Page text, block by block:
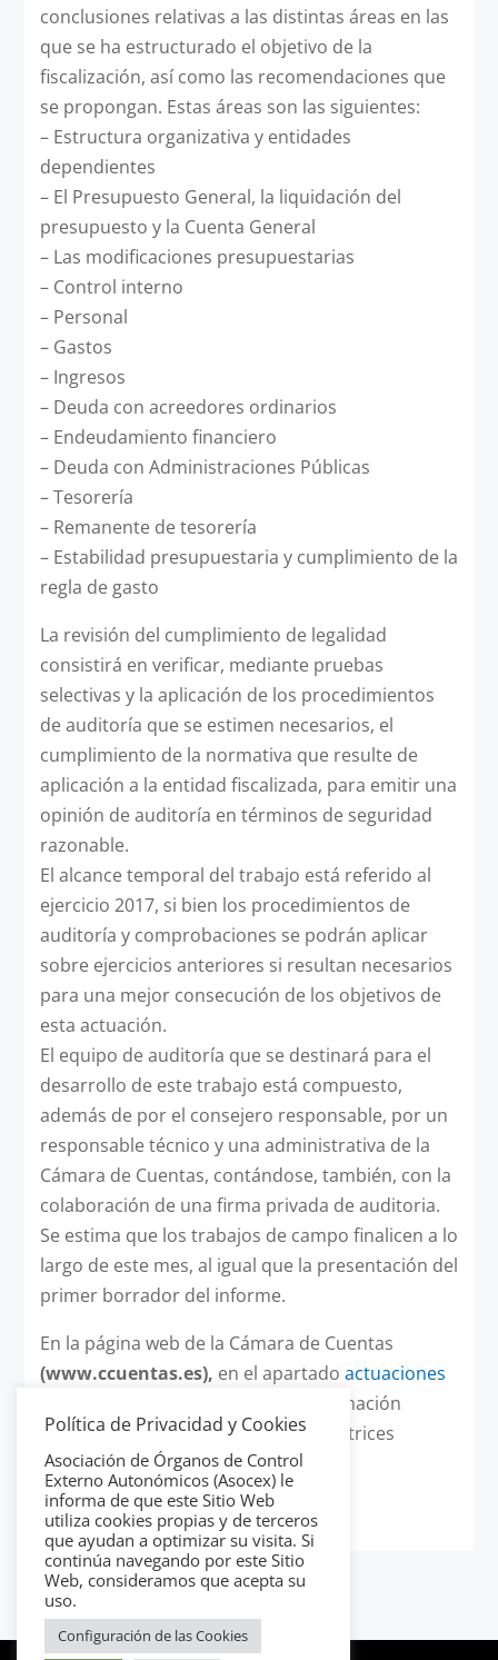
conclusiones relativas a las distintas áreas en las
que se ha estructurado el objetivo de la
fiscalización, así como las recomendaciones que
se propongan. Estas áreas son las siguientes:
– Estructura organizativa y entidades
dependientes
– El Presupuesto General, la liquidación del
presupuesto y la Cuenta General
– Las modificaciones presupuestarias
– Control interno
– Personal
– Gastos
– Ingresos
– Deuda con acreedores ordinarios
– Endeudamiento financiero
– Deuda con Administraciones Públicas
– Tesorería
– Remanente de tesorería
– Estabilidad presupuestaria y cumplimiento de la
regla de gasto
La revisión del cumplimiento de legalidad
consistirá en verificar, mediante pruebas
selectivas y la aplicación de los procedimientos
de auditoría que se estimen necesarios, el
cumplimiento de la normativa que resulte de
aplicación a la entidad fiscalizada, para emitir una
opinión de auditoría en términos de seguridad
razonable.
El alcance temporal del trabajo está referido al
ejercicio 2017, si bien los procedimientos de
auditoría y comprobaciones se podrán aplicar
sobre ejercicios anteriores si resultan necesarios
para una mejor consecución de los objetivos de
esta actuación.
El equipo de auditoría que se destinará para el
desarrollo de este trabajo está compuesto,
además de por el consejero responsable, por un
responsable técnico y una administrativa de la
Cámara de Cuentas, contándose, también, con la
colaboración de una firma privada de auditoria.
Se estima que los trabajos de campo finalicen a lo
largo de este mes, al igual que la presentación del
primer borrador del informe.
En la página web de la Cámara de Cuentas
(www.ccuentas.es), en el apartado actuaciones
, se encuentra toda la información
referente a este documento de directrices
técnicas.
Política de Privacidad y Cookies
Asociación de Órganos de Control
Externo Autonómicos (Asocex) le
informa de que este Sitio Web
utiliza cookies propias y de terceros
que ayudan a optimizar su visita. Si
continúa navegando por este Sitio
Web, consideramos que acepta su
uso.
Configuración de las Cookies